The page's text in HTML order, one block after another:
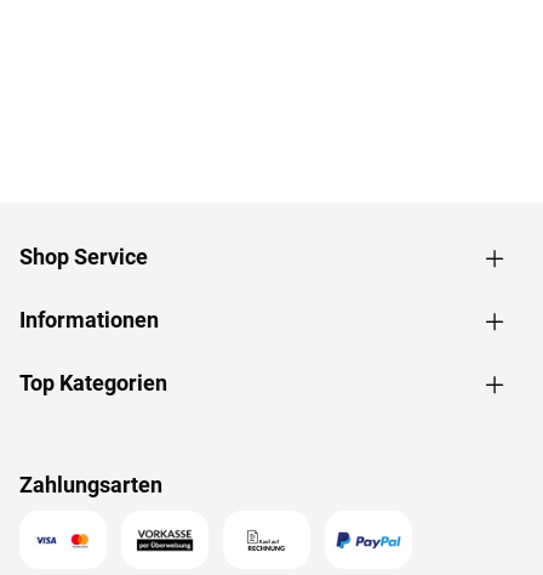
Shop Service
Informationen
Top Kategorien
Zahlungsarten